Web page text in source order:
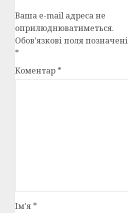
Ваша e-mail адреса не
оприлюднюватиметься.
Обов’язкові поля позначені
*
Коментар *
Ім'я *